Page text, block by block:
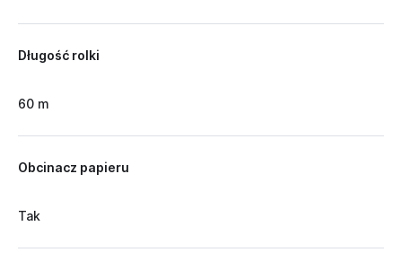
Długość rolki
60 m
Obcinacz papieru
Tak